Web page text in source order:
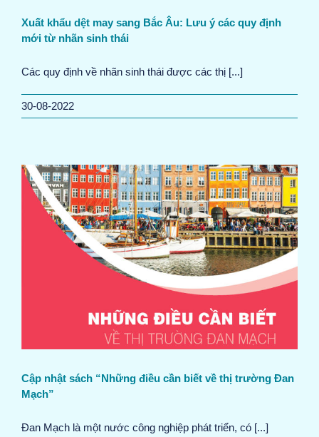
Xuất khẩu dệt may sang Bắc Âu: Lưu ý các quy định
mới từ nhãn sinh thái
Các quy định về nhãn sinh thái được các thị [...]
30-08-2022
Cập nhật sách “Những điều cần biết về thị trường Đan
Mạch”
Đan Mạch là một nước công nghiệp phát triển, có [...]